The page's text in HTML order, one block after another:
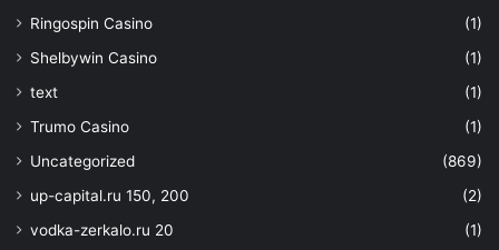
Ringospin Casino
(1)
Shelbywin Casino
(1)
text
(1)
Trumo Casino
(1)
Uncategorized
(869)
up-capital.ru 150, 200
(2)
vodka-zerkalo.ru 20
(1)